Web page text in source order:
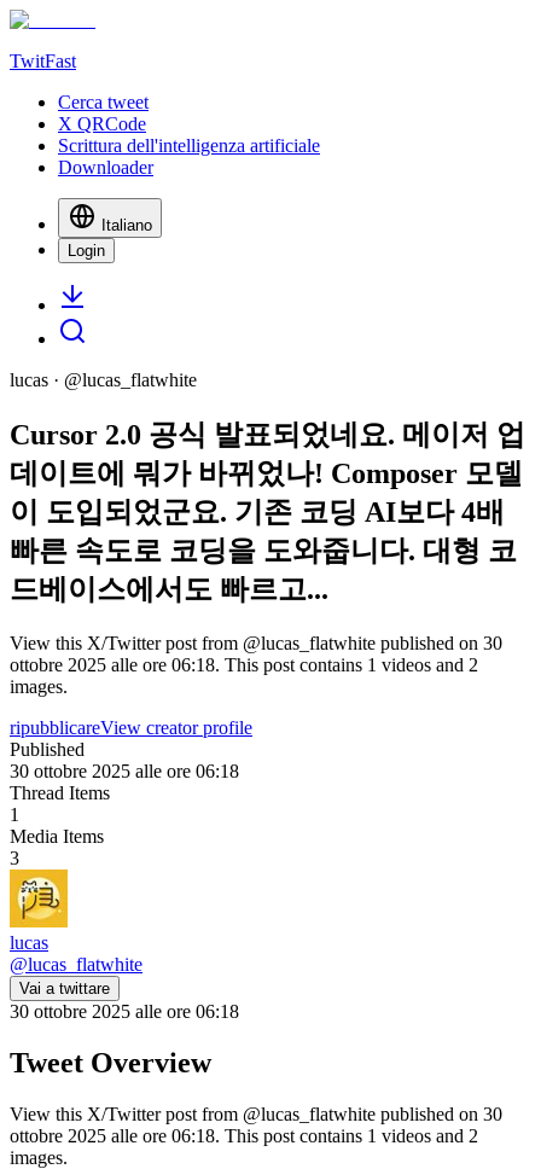
TwitFast
Cerca tweet
X QRCode
Scrittura dell'intelligenza artificiale
Downloader
Italiano
Login
lucas · @lucas_flatwhite
Cursor 2.0 공식 발표되었네요. 메이저 업
데이트에 뭐가 바뀌었나! Composer 모델
이 도입되었군요. 기존 코딩 AI보다 4배
빠른 속도로 코딩을 도와줍니다. 대형 코
드베이스에서도 빠르고...
View this X/Twitter post from @lucas_flatwhite published on 30
ottobre 2025 alle ore 06:18. This post contains 1 videos and 2
images.
ripubblicareView creator profile
Published
30 ottobre 2025 alle ore 06:18
Thread Items
1
Media Items
3
lucas
@lucas_flatwhite
Vai a twittare
30 ottobre 2025 alle ore 06:18
Tweet Overview
View this X/Twitter post from @lucas_flatwhite published on 30
ottobre 2025 alle ore 06:18. This post contains 1 videos and 2
images.